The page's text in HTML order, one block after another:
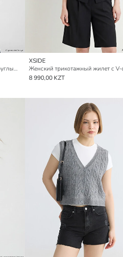
Женский трикотажный жилет с круглым вырезом
XSIDE
8 990,00 KZT